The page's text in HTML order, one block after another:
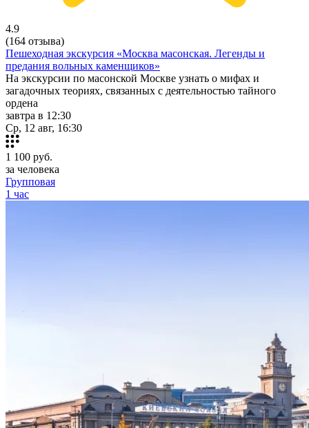
4.9
(164 отзыва)
Пешеходная экскурсия «Москва масонская. Легенды и
предания вольных каменщиков»
На экскурсии по масонской Москве узнать о мифах и
загадочных теориях, связанных с деятельностью тайного
ордена
завтра в 12:30
Ср, 12 авг, 16:30
1 100 руб.
за человека
Групповая
1 час